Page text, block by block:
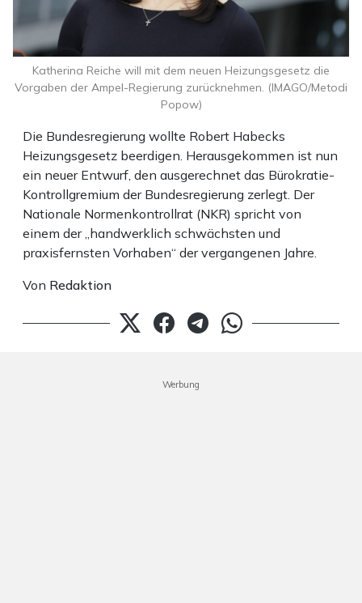
Die Bundesregierung wollte Robert Habecks
Heizungsgesetz beerdigen. Herausgekommen ist nun
ein neuer Entwurf, den ausgerechnet das Bürokratie-
Kontrollgremium der Bundesregierung zerlegt. Der
Nationale Normenkontrollrat (NKR) spricht von
einem der „handwerklich schwächsten und
praxisfernsten Vorhaben“ der vergangenen Jahre.
Von Redaktion
Katherina Reiche will mit dem neuen Heizungsgesetz die
Vorgaben der Ampel-Regierung zurücknehmen. (IMAGO/Metodi
Popow)
Werbung